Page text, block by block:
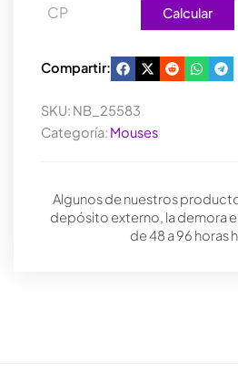
Calcular
Compartir:
SKU: NB_25583
Categoría: Mouses
Algunos de nuestros
depósito externo, la demora
de 48 a 96 horas